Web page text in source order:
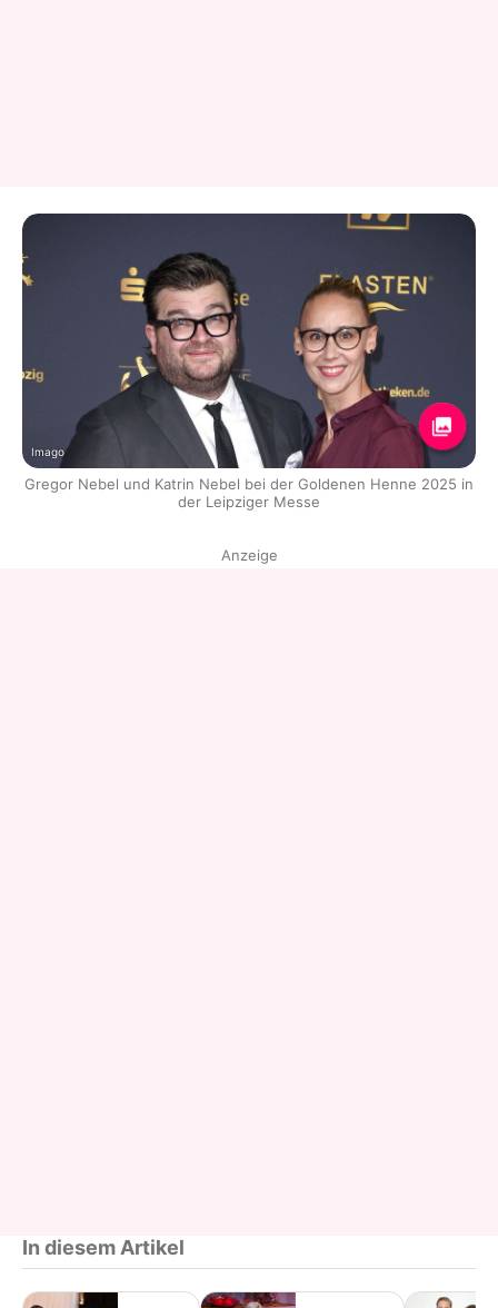
Imago
Gregor Nebel und Katrin Nebel bei der Goldenen Henne 2025 in
der Leipziger Messe
Anzeige
In diesem Artikel